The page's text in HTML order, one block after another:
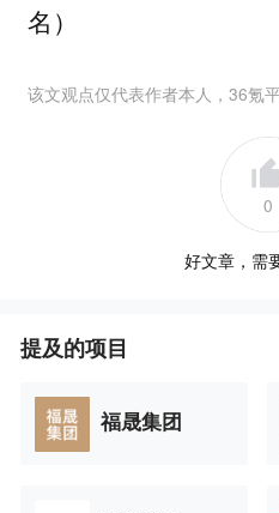
名）
该文观点仅代表作者本人，36氪
0
好文章，需
提及的项目
福晟集团